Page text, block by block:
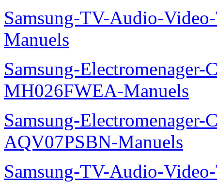
Samsung-TV-Audio-
Manuels
Samsung-Electromenager-
MH026FWEA-Manuels
Samsung-Electromenager-
AQV07PSBN-Manuels
Samsung-TV-Audio-